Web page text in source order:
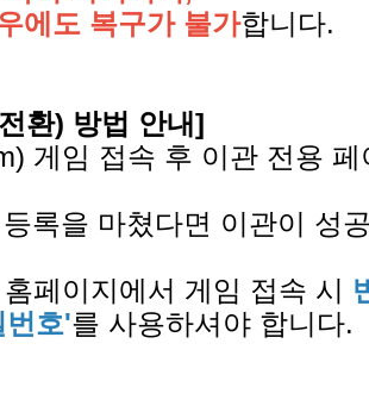
에도 복구가 불가합니다.
환) 방법 안내]
게임 접속 후 이관 전용
록을 마쳤다면 이관이 성
페이지에서 게임 접속 시
번호'를 사용하셔야 합니다.